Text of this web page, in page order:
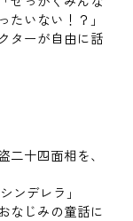
いない！？」
ターが自由に話
十四面相を、
ンデレラ」
なじみの童話に